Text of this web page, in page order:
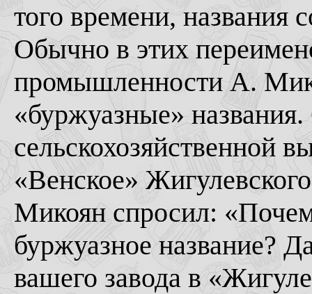
того времени, названия
Обычно в этих
промышленности А.
«буржуазные»
сельскохозяйственной
«Венское»
Микоян спросил:
буржуазное название?
вашего завода в